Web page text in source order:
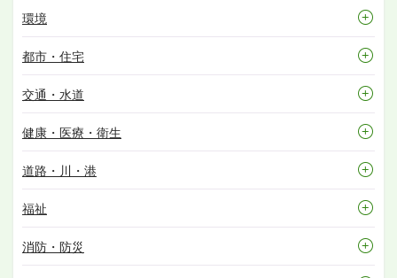
環境
都市・住宅
交通・水道
健康・医療・衛生
道路・川・港
福祉
消防・防災